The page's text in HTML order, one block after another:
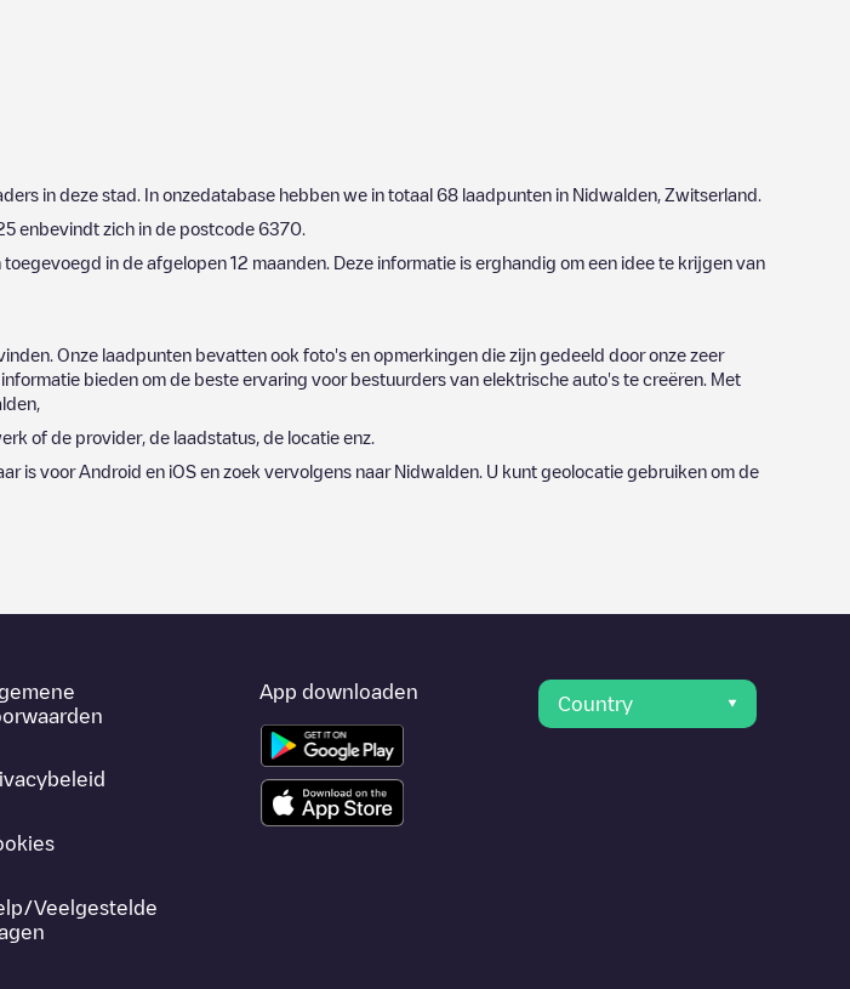
in deze stad. In onzedatabase hebben we in totaal 68 laadpunten in Nidwalden Zwitserland
enbevindt zich in de postcode 6370
toegevoegd in de afgelopen 12 maanden. Deze informatie is erghandig om een idee te krijgen van
Onze laadpunten bevatten ook foto's en opmerkingen die zijn gedeeld door onze zeer
bieden om de beste ervaring voor bestuurders van elektrische auto's te creëren. Met
of de provider, de laadstatus, de locatie enz.
is voor Android en iOS en zoek vervolgens naar Nidwalden . U kunt geolocatie gebruiken om de
Veelgestelde
App downloaden
Country